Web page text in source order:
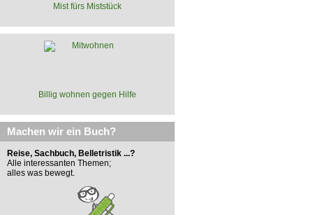
Mist fürs Miststück
Billig wohnen gegen Hilfe
Machen wir ein Buch?
Reise, Sachbuch, Belletristik ...?
Alle interessanten Themen;
alles was bewegt.